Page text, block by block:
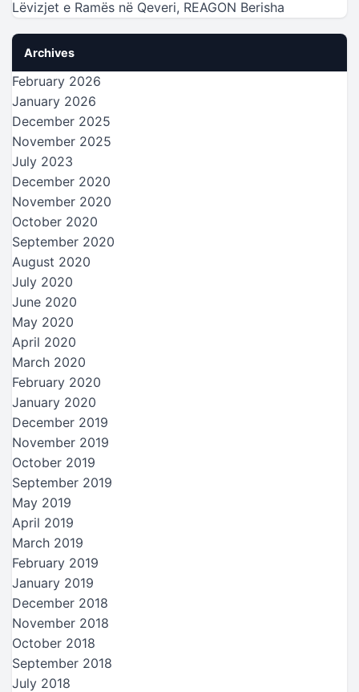
Lëvizjet e Ramës në Qeveri, REAGON Berisha
Archives
February 2026
January 2026
December 2025
November 2025
July 2023
December 2020
November 2020
October 2020
September 2020
August 2020
July 2020
June 2020
May 2020
April 2020
March 2020
February 2020
January 2020
December 2019
November 2019
October 2019
September 2019
May 2019
April 2019
March 2019
February 2019
January 2019
December 2018
November 2018
October 2018
September 2018
July 2018